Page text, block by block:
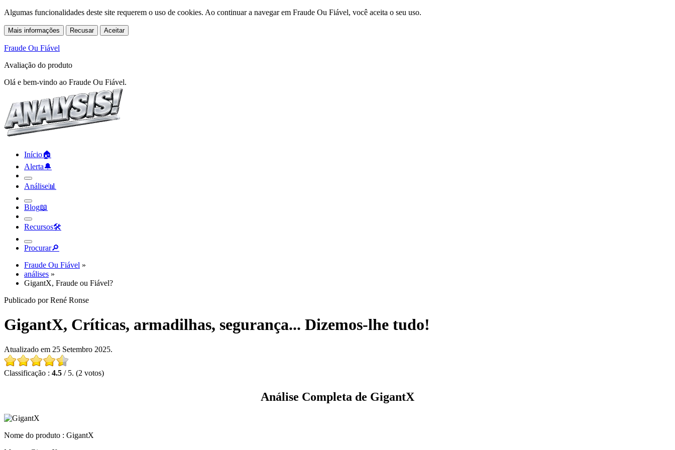
Algumas funcionalidades deste site requerem o uso de cookies. Ao continuar a navegar em Fraude Ou Fiável, você aceita o seu uso.
Mais informações Recusar Aceitar
Fraude Ou Fiável
Avaliação do produto
Olá e bem-vindo ao Fraude Ou Fiável.
Início🏠︎
Alerta🔔︎
Análise📊︎
Blog📖︎
Recursos🛠︎
Procurar🔎︎
Fraude Ou Fiável »
análises »
GigantX, Fraude ou Fiável?
Publicado por René Ronse
GigantX, Críticas, armadilhas, segurança... Dizemos-lhe tudo!
Atualizado em 25 Setembro 2025.
Classificação : 4.5 / 5. (2 votos)
Análise Completa de GigantX
Nome do produto : GigantX